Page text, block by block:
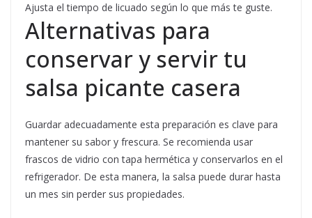
Ajusta el tiempo de licuado según lo que más te guste.
Alternativas para
conservar y servir tu
salsa picante casera
Guardar adecuadamente esta preparación es clave para
mantener su sabor y frescura. Se recomienda usar
frascos de vidrio con tapa hermética y conservarlos en el
refrigerador. De esta manera, la salsa puede durar hasta
un mes sin perder sus propiedades.